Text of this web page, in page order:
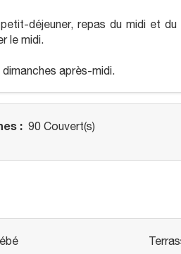
déjeuner, repas du midi et
le midi.
après-midi.
: 90 Couvert(s)